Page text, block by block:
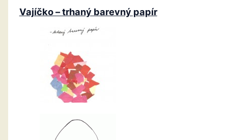
Vajíčko – trhaný barevný papír